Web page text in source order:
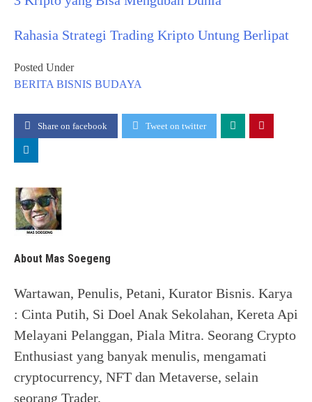
Rahasia Strategi Trading Kripto Untung Berlipat
Posted Under
BERITA BISNIS BUDAYA
Share on facebook Tweet on twitter
About Mas Soegeng
Wartawan, Penulis, Petani, Kurator Bisnis. Karya
: Cinta Putih, Si Doel Anak Sekolahan, Kereta Api
Melayani Pelanggan, Piala Mitra. Seorang Crypto
Enthusiast yang banyak menulis, mengamati
cryptocurrency, NFT dan Metaverse, selain
seorang Trader.